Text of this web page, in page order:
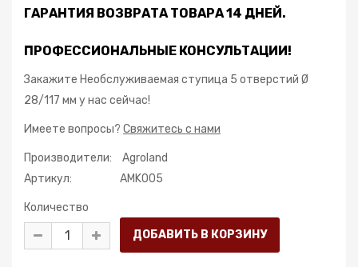
ГАРАНТИЯ ВОЗВРАТА ТОВАРА 14 ДНЕЙ.
ПРОФЕССИОНАЛЬНЫЕ КОНСУЛЬТАЦИИ!
Закажите Необслуживаемая ступица 5 отверстий Ø
28/117 мм у нас сейчас!
Имеете вопросы? Свяжитесь с нами
Производители:
Agroland
Артикул:
AMK005
Количество